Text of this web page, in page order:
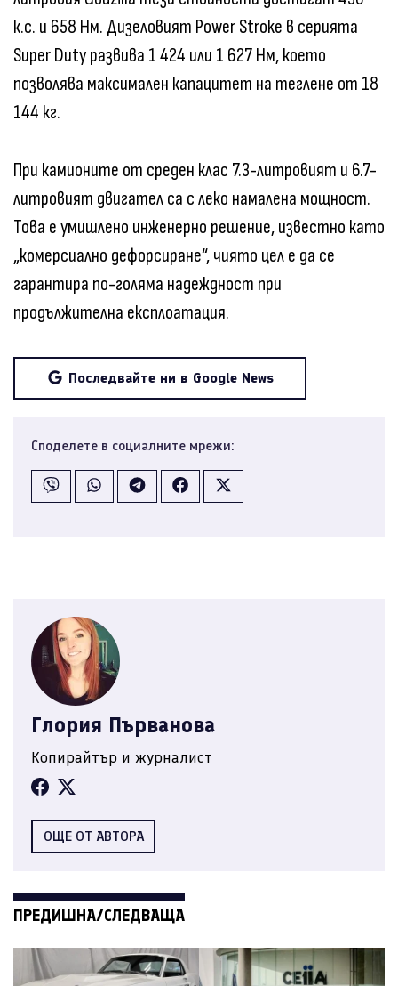
к.с. и 658 Нм. Дизеловият Power Stroke в серията
Super Duty развива 1 424 или 1 627 Нм, което
позволява максимален капацитет на теглене от 18
144 кг.
При камионите от среден клас 7.3-литровият и 6.7-
литровият двигател са с леко намалена мощност.
Това е умишлено инженерно решение, известно като
„комерсиално дефорсиране“, чиято цел е да се
гарантира по-голяма надеждност при
продължителна експлоатация.
Последвайте ни в Google News
Споделете в социалните мрежи:
Глория Първанова
Копирайтър и журналист
ОЩЕ ОТ АВТОРА
ПРЕДИШНА/СЛЕДВАЩА